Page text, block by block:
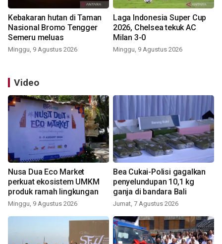
Kebakaran hutan di Taman
Nasional Bromo Tengger
Semeru meluas
Minggu, 9 Agustus 2026
Laga Indonesia Super Cup
2026, Chelsea tekuk AC
Milan 3-0
Minggu, 9 Agustus 2026
Video
Nusa Dua Eco Market
perkuat ekosistem UMKM
produk ramah lingkungan
Minggu, 9 Agustus 2026
Bea Cukai-Polisi gagalkan
penyelundupan 10,1 kg
ganja di bandara Bali
Jumat, 7 Agustus 2026